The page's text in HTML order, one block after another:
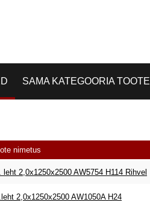
SAMA KATEGOORIA
nimetus
leht 2,0x1250x2500 AW5754 H114 Rihvel
2,0x1250x2500 AW1050A H24